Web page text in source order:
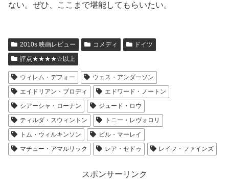
ない。ぜひ、ここまで堪能してもらいたい。
2010s 映画レビュー コメディ
ドイツ
評点★★★★☆以上
ウィレム・デフォー
ウェス・アンダーソン
エイドリアン・ブロディ
エドワード・ノートン
シアーシャ・ローナン
ジュード・ロウ
ティルダ・スウィントン
トニー・レヴォロリ
トム・ウィルキンソン
ビル・マーレイ
マチュー・アマルリック
レア・セドゥ レイフ・ファインズ
スポンサーリンク